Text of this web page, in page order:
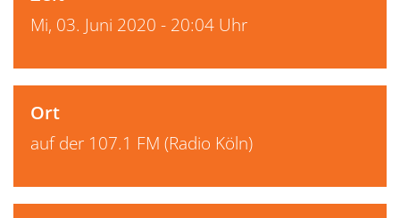
Mi, 03. Juni 2020 - 20:04 Uhr
Ort
auf der 107.1 FM (Radio Köln)